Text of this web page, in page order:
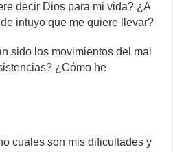
decir Dios para mi vida? ¿A
intuyo que me quiere llevar?
sido los movimientos del mal
¿Cómo he
cuales son mis dificultades y